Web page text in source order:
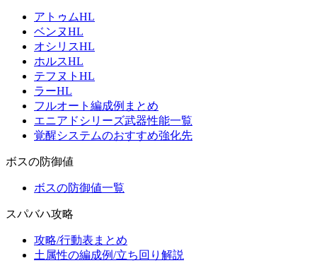
アトゥムHL
ベンヌHL
オシリスHL
ホルスHL
テフヌトHL
ラーHL
フルオート編成例まとめ
エニアドシリーズ武器性能一覧
覚醒システムのおすすめ強化先
ボスの防御値
ボスの防御値一覧
スパバハ攻略
攻略/行動表まとめ
土属性の編成例/立ち回り解説